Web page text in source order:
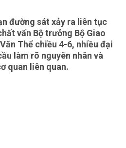
đường sát xảy ra liên tục
vấn Bộ trưởng Bộ Giao
Thể chiều 4-6, nhiều đại
làm rõ nguyên nhân và
quan liên quan.